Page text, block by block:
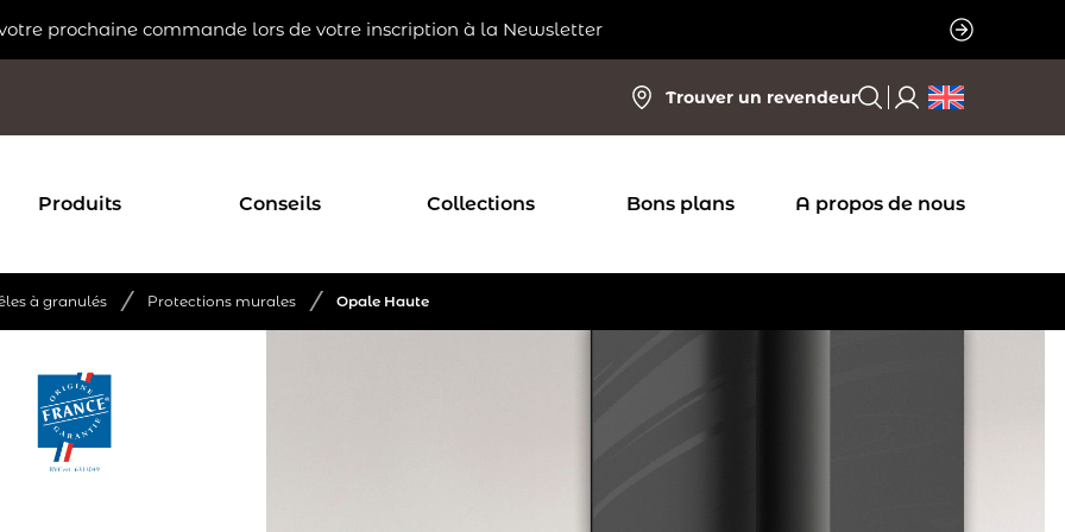
prochaine commande lors de votre inscription à la Newsletter
Trouver un revendeur
Produits Conseils Collections Bons plans A propos de nous
à granulés / Protections murales / Opale Haute